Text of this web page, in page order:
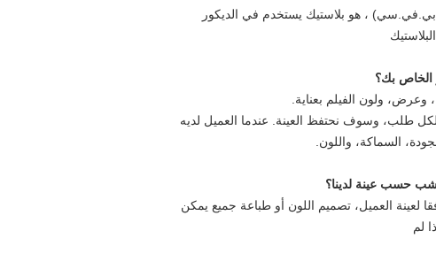
(بي.في.سي) ، هو بلاستيك يستخدم في الديكور
ولون الفيلم بعناية.
السماكة، واللون.
لعينة العميل، تصميم اللون أو طباعة جميع يمكن
لم